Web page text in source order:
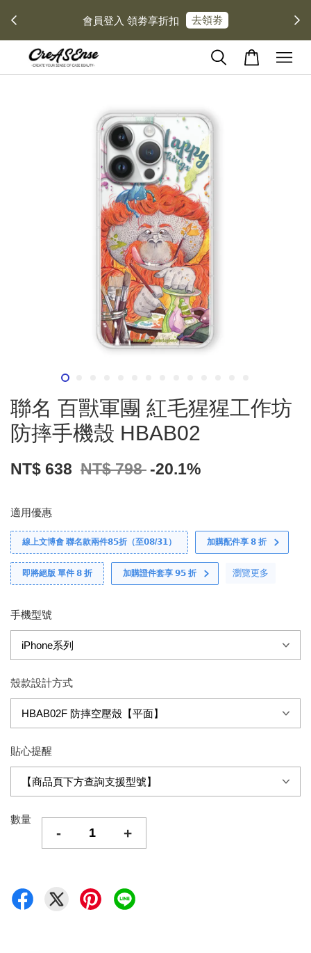
會員登入 領劵享折扣 去領劵
聯名 百獸軍團 紅毛猩猩工作坊
防摔手機殼 HBAB02
NT$ 638 NT$ 798 -20.1%
適用優惠
線上文博會 聯名款兩件𝟴𝟱折（至𝟬𝟴/𝟯𝟭） 加購配件享 𝟴 折
即將絕版 單件 𝟴 折 加購證件套享 𝟵𝟱 折 瀏覽更多
手機型號
殼款設計方式
貼心提醒
數量
- +